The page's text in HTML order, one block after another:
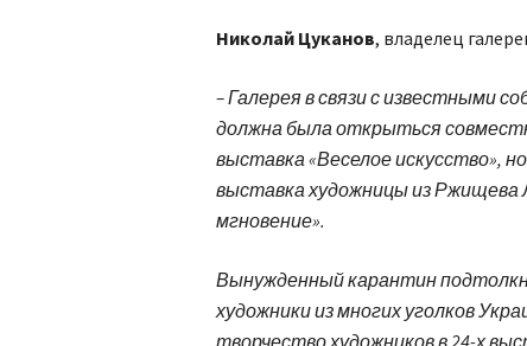
Николай Цуканов, владелец
– Галерея в связи с известными
должна была открыться
выставка «Веселое искусство»,
выставка художницы из Ржищева
мгновение».
Вынужденный карантин
художники из многих уголков
творчество художников в 24-х